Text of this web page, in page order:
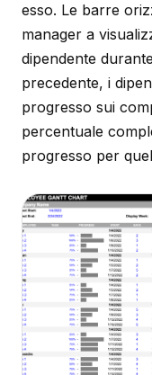
esso. Le barre
manager a
dipendente
precedente, i
progresso sui
percentuale
progresso per